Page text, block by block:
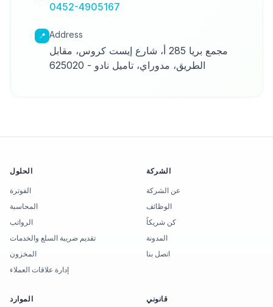
0452-4905167
📍 Address
مجمع بريا 285 أ، شارع إيست كروس، مقابل
الطريق، مدوراي، تاميل نادو - 625020
الحلول
الفوترة
المحاسبة
الرواتب
تقديم ضريبة السلع والخدمات
المخزون
إدارة علاقات العملاء
الشركة
عن الشركة
الوظائف
كن شريكاً
المدونة
اتصل بنا
الموارد قانوني